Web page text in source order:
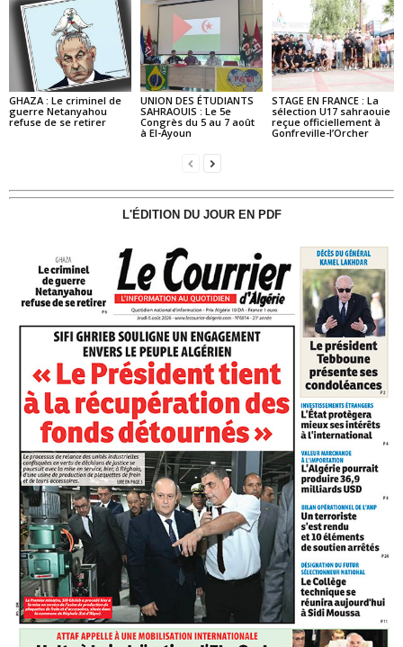
GHAZA : Le criminel de
guerre Netanyahou
refuse de se retirer
UNION DES ÉTUDIANTS
SAHRAOUIS : Le 5e
Congrès du 5 au 7 août
à El-Ayoun
STAGE EN FRANCE : La
sélection U17 sahraouie
reçue officiellement à
Gonfreville-l’Orcher
L'ÉDITION DU JOUR EN PDF